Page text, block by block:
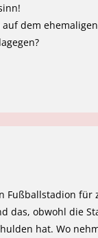
dem
Fußballstadion für
das, obwohl die
hat. Wo